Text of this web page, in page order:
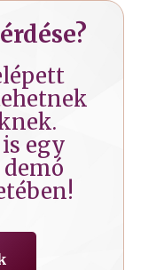
egy